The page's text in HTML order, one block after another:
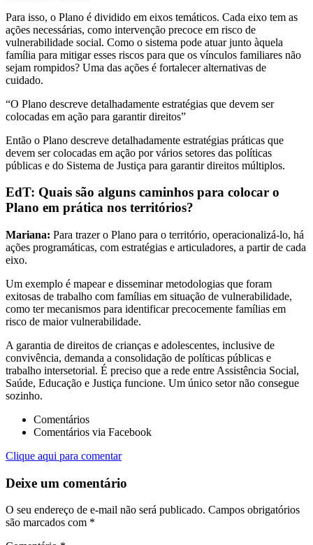
Para isso, o Plano é dividido em eixos temáticos. Cada eixo tem as
ações necessárias, como intervenção precoce em risco de
vulnerabilidade social. Como o sistema pode atuar junto àquela
família para mitigar esses riscos para que os vínculos familiares não
sejam rompidos? Uma das ações é fortalecer alternativas de
cuidado.
“O Plano descreve detalhadamente estratégias que devem ser
colocadas em ação para garantir direitos”
Então o Plano descreve detalhadamente estratégias práticas que
devem ser colocadas em ação por vários setores das políticas
públicas e do Sistema de Justiça para garantir direitos múltiplos.
EdT: Quais são alguns caminhos para colocar o
Plano em prática nos territórios?
Mariana: Para trazer o Plano para o território, operacionalizá-lo, há
ações programáticas, com estratégias e articuladores, a partir de cada
eixo.
Um exemplo é mapear e disseminar metodologias que foram
exitosas de trabalho com famílias em situação de vulnerabilidade,
como ter mecanismos para identificar precocemente famílias em
risco de maior vulnerabilidade.
A garantia de direitos de crianças e adolescentes, inclusive de
convivência, demanda a consolidação de políticas públicas e
trabalho intersetorial. É preciso que a rede entre Assistência Social,
Saúde, Educação e Justiça funcione. Um único setor não consegue
sozinho.
Comentários
Comentários via Facebook
Clique aqui para comentar
Deixe um comentário
O seu endereço de e-mail não será publicado. Campos obrigatórios
são marcados com *